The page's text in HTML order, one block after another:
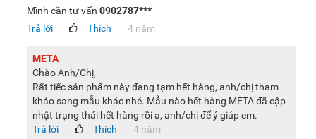
Mình cần tư vấn 0902787***
Trả lời
Thích 4 năm
META
Chào Anh/Chị,
Rất tiếc sản phẩm này đang tạm hết hàng, anh/chị tham
khảo sang mẫu khác nhé. Mẫu nào hết hàng META đã cập
nhật trạng thái hết hàng rồi ạ, anh/chị để ý giúp em.
Trả lời
Thích 4 năm